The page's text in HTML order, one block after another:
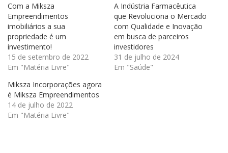
Com a Miksza
Empreendimentos
imobiliários a sua
propriedade é um
investimento!
15 de setembro de 2022
Em "Matéria Livre"
A Indústria Farmacêutica
que Revoluciona o Mercado
com Qualidade e Inovação
em busca de parceiros
investidores
31 de julho de 2024
Em "Saúde"
Miksza Incorporações agora
é Miksza Empreendimentos
14 de julho de 2022
Em "Matéria Livre"